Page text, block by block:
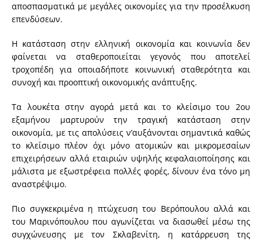
αποσπασματικά με μεγάλες οικονομίες για την προσέλκυση
επενδύσεων.
Η κατάσταση στην ελληνική οικονομία και κοινωνία δεν
φαίνεται να σταθεροποιείται γεγονός που αποτελεί
τροχοπέδη για οποιαδήποτε κοινωνική σταθερότητα και
συνοχή και προοπτική οικονομικής ανάπτυξης.
Τα λουκέτα στην αγορά μετά και το κλείσιμο του 2ου
εξαμήνου μαρτυρούν την τραγική κατάσταση στην
οικονομία, με τις απολύσεις ν’αυξάνονται σημαντικά καθώς
το κλείσιμο πλέον όχι μόνο ατομικών και μικρομεσαίων
επιχειρήσεων αλλά εταιριών υψηλής κεφαλαιοποίησης και
μάλιστα με εξωστρέφεια πολλές φορές, δίνουν ένα τόνο μη
αναστρέψιμο.
Πιο συγκεκριμένα η πτώχευση του Βερόπουλου αλλά και
του Μαρινόπουλου που αγωνίζεται να διασωθεί μέσω της
συγχώνευσης με τον Σκλαβενίτη, η κατάρρευση της